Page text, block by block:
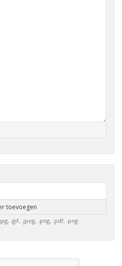
toevoegen
.gif, .jpeg, .png, .pdf, .png